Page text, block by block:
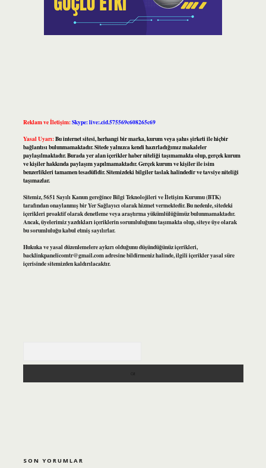
Reklam ve İletişim:Skype: live:.cid.575569c608265c69
Yasal Uyarı:Bu internet sitesi, herhangi bir marka, kurum veya şahıs şirketi ile hiçbir
bağlantısı bulunmamaktadır. Sitede yalnızca kendi hazırladığımız makaleler
paylaşılmaktadır. Burada yer alan içerikler haber niteliği taşımamakta olup, gerçek kurum
ve kişiler hakkında paylaşım yapılmamaktadır. Gerçek kurum ve kişiler ile isim
benzerlikleri tamamen tesadüfidir. Sitemizdeki bilgiler taslak halindedir ve tavsiye niteliği
taşımazlar.
Sitemiz, 5651 Sayılı Kanun gereğince Bilgi Teknolojileri ve İletişim Kurumu (BTK)
tarafından onaylanmış bir Yer Sağlayıcı olarak hizmet vermektedir. Bu nedenle, sitedeki
içerikleri proaktif olarak denetleme veya araştırma yükümlülüğümüz bulunmamaktadır.
Ancak, üyelerimiz yazdıkları içeriklerin sorumluluğunu taşımakta olup, siteye üye olarak
bu sorumluluğu kabul etmiş sayılırlar.
Hukuka ve yasal düzenlemelere aykırı olduğunu düşündüğünüz içerikleri,
backlinkpanelicomtr@gmail.comadresine bildirmeniz halinde, ilgili içerikler yasal süre
içerisinde sitemizden kaldırılacaktır.
SON YORUMLAR